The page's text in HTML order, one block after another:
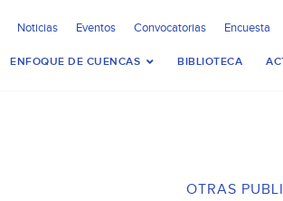
Noticias Eventos Convocatorias Encuesta
ENFOQUE DE CUENCAS BIBLIOTECA
OTRAS